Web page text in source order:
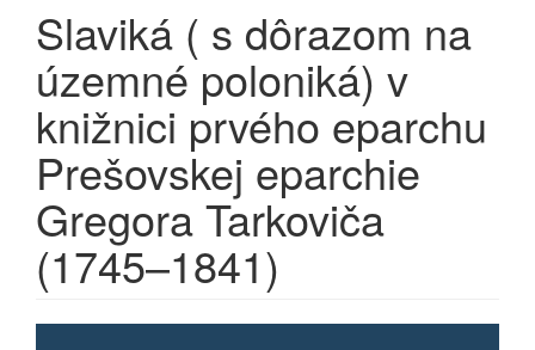
Slaviká ( s dôrazom na
územné poloniká) v
knižnici prvého eparchu
Prešovskej eparchie
Gregora Tarkoviča
(1745–1841)